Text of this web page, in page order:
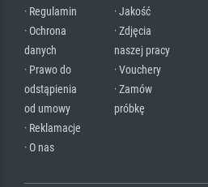
· Regulamin
· Ochrona
danych
· Prawo do
odstąpienia
od umowy
· Reklamacje
· O nas
· Jakość
· Zdjęcia
naszej pracy
· Vouchery
· Zamów
próbkę